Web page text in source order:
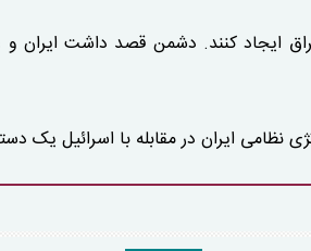
ایجاد کنند. دشمن قصد داشت ایران و
ایران در مقابله با اسرائیل یک